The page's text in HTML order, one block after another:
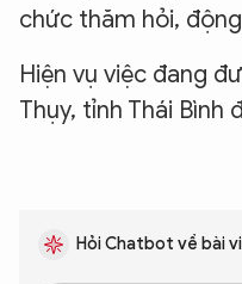
chức thăm hỏi,
Hiện vụ việc đang
Thụy, tỉnh Thái Bình
Hỏi Chatbot về bài